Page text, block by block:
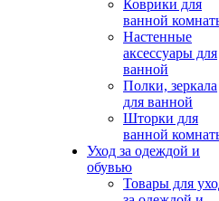
Коврики для
ванной
Настенные
аксессуары для
ванной
Полки, зеркала
для ванной
Шторки для
ванной
Уход за одеждой и
обувью
Товары для